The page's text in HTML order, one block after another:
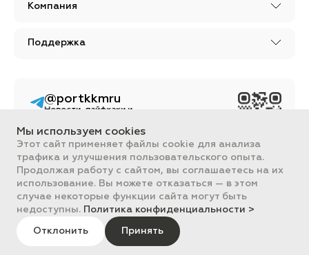
Компания
Поддержка
Вся информация, размещенная на сайте, носит ознакомительный
характер и не является публичной офертой, определяемой
положениями Статьи 437 ГК РФ.
Все цены на сайте указаны с НДС. ООО "ПОРТ" ИНН 2461018892,
ОГРН 1022401953496
ПОРТ 2011-2026
Политика обработки данных
@portkkmru
Новости, лайфхаки и
контент PORT - бизнес
портал
Мы используем cookies
Этот сайт применяет файлы cookie для анализа
трафика и улучшения пользовательского опыта.
Продолжая работу с сайтом, вы соглашаетесь на их
использование. Вы можете отказаться — в этом
случае некоторые функции сайта могут быть
недоступны. Политика конфиденциальности >
Отклонить Принять